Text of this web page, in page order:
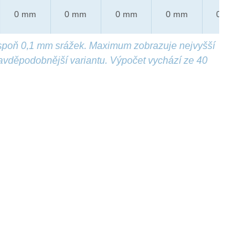
0 mm 0 mm 0 mm 0 mm 0 mm
0,1 mm srážek. Maximum zobrazuje nejvyšší
variantu. Výpočet vychází ze 40